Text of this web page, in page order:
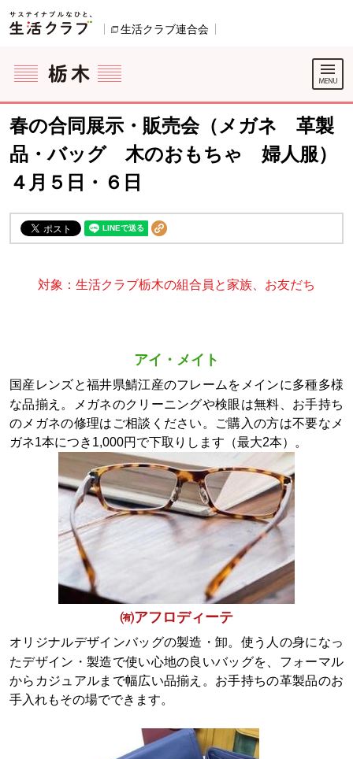
ページの先頭です。
生活クラブ連合会
ここからサイト内共通メニューです。
サイト内共通メニューをスキップする
サイト内共通メニューここまで。
春の合同展示・販売会（メガネ 革製
品・バッグ 木のおもちゃ 婦人服）
４月５日・６日
対象：生活クラブ栃木の組合員と家族、お友だち
アイ・メイト
国産レンズと福井県鯖江産のフレームをメインに多種多様
な品揃え。メガネのクリーニングや検眼は無料、お手持ち
のメガネの修理はご相談ください。ご購入の方は不要なメ
ガネ1本につき1,000円で下取りします（最大2本）。
㈲アフロディーテ
オリジナルデザインバッグの製造・卸。使う人の身になっ
たデザイン・製造で使い心地の良いバッグを、フォーマル
からカジュアルまで幅広い品揃え。お手持ちの革製品のお
手入れもその場でできます。